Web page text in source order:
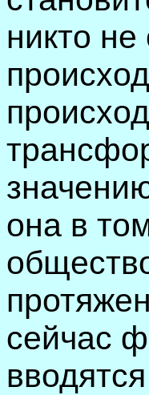
никто
она в
сейчас